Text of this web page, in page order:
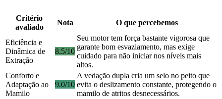
Critério
avaliado
Nota O que percebemos
Eficiência e
Dinâmica de
Extração
8.5/10
Seu motor tem força bastante vigorosa que
garante bom esvaziamento, mas exige
cuidado para não iniciar nos níveis mais
altos.
Conforto e
Adaptação ao
Mamilo
9.0/10
A vedação dupla cria um selo no peito que
evita o deslizamento constante, protegendo o
mamilo de atritos desnecessários.